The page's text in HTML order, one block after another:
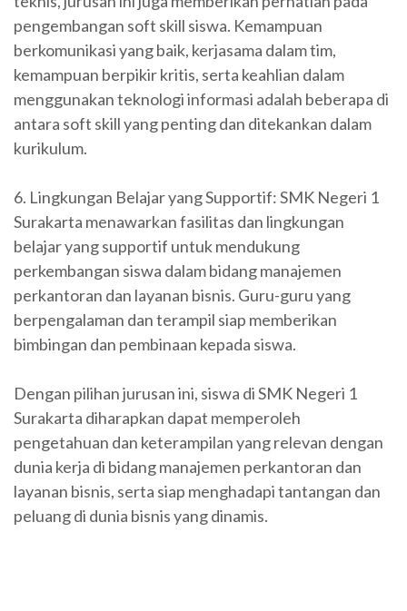
pengembangan soft skill siswa. Kemampuan
berkomunikasi yang baik, kerjasama dalam tim,
kemampuan berpikir kritis, serta keahlian dalam
menggunakan teknologi informasi adalah beberapa di
antara soft skill yang penting dan ditekankan dalam
kurikulum.
6. Lingkungan Belajar yang Supportif: SMK Negeri 1
Surakarta menawarkan fasilitas dan lingkungan
belajar yang supportif untuk mendukung
perkembangan siswa dalam bidang manajemen
perkantoran dan layanan bisnis. Guru-guru yang
berpengalaman dan terampil siap memberikan
bimbingan dan pembinaan kepada siswa.
Dengan pilihan jurusan ini, siswa di SMK Negeri 1
Surakarta diharapkan dapat memperoleh
pengetahuan dan keterampilan yang relevan dengan
dunia kerja di bidang manajemen perkantoran dan
layanan bisnis, serta siap menghadapi tantangan dan
peluang di dunia bisnis yang dinamis.